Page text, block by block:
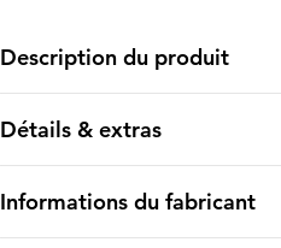
Description du produit
Détails & extras
Informations du fabricant